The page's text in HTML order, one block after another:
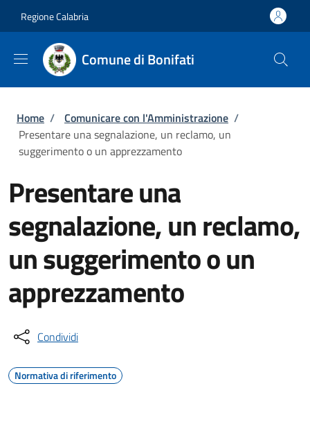
Regione Calabria
Comune di Bonifati
Briciole di pane
Home / Comunicare con l'Amministrazione /
Presentare una segnalazione, un reclamo, un
suggerimento o un apprezzamento
Presentare una
segnalazione, un reclamo,
un suggerimento o un
apprezzamento
Condividi
Normativa di riferimento